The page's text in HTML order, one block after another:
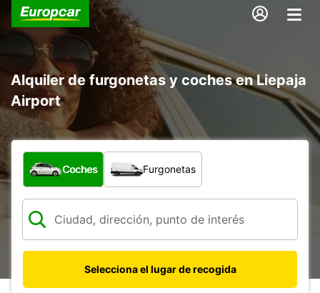
Alquiler de furgonetas y coches en Liepaja
Airport
¿Qué tipo de vehículo?
Coches Furgonetas
Selecciona el lugar de recogida